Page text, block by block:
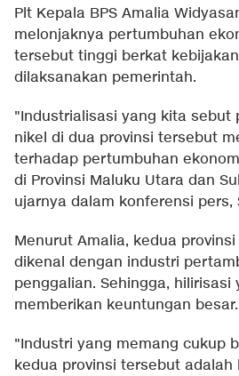
Plt Kepala BPS Amalia
melonjaknya pertumbuhan
tersebut tinggi berkat
dilaksanakan pemerintah.
"Industrialisasi yang kita sebut
nikel di dua provinsi tersebut
terhadap pertumbuhan
di Provinsi Maluku Utara dan
ujarnya dalam konferensi pers,
Menurut Amalia, kedua
dikenal dengan industri
penggalian. Sehingga, hilirisasi
memberikan keuntungan besar.
"Industri yang memang cukup
kedua provinsi tersebut